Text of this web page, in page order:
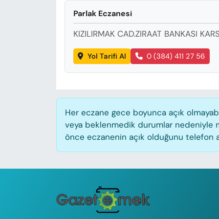
Parlak Eczanesi
KIZILIRMAK CAD.ZIRAAT BANKASI
Yol Tarifi Al 0 (384) 411 27 56
Her eczane gece boyunca açık
veya beklenmedik durumlar nedeniyle
önce eczanenin açık olduğunu telefon
ÖZEL HABER
YAZAR KÖŞESİ
VAN VE DİYARBAKIR HABERLERİ